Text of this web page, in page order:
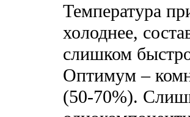
Температура
холоднее,
слишком
Оптимум –
(50-70%).